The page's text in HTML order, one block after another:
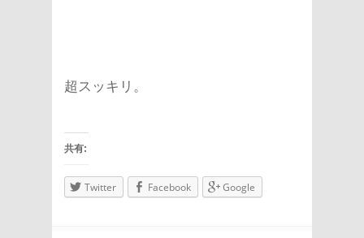
超スッキリ。
共有:
Twitter Facebook Google